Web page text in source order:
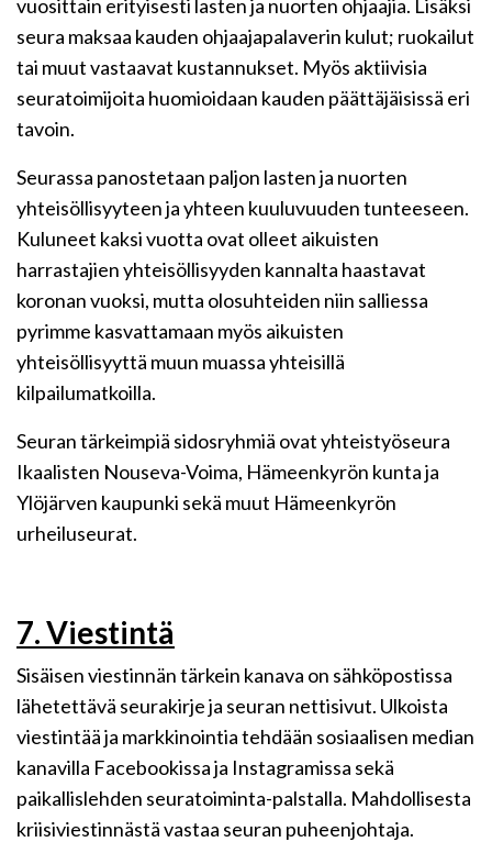
vuosittain erityisesti lasten ja nuorten ohjaajia. Lisäksi
seura maksaa kauden ohjaajapalaverin kulut; ruokailut
tai muut vastaavat kustannukset. Myös aktiivisia
seuratoimijoita huomioidaan kauden päättäjäisissä eri
tavoin.
Seurassa panostetaan paljon lasten ja nuorten
yhteisöllisyyteen ja yhteen kuuluvuuden tunteeseen.
Kuluneet kaksi vuotta ovat olleet aikuisten
harrastajien yhteisöllisyyden kannalta haastavat
koronan vuoksi, mutta olosuhteiden niin salliessa
pyrimme kasvattamaan myös aikuisten
yhteisöllisyyttä muun muassa yhteisillä
kilpailumatkoilla.
Seuran tärkeimpiä sidosryhmiä ovat yhteistyöseura
Ikaalisten Nouseva-Voima, Hämeenkyrön kunta ja
Ylöjärven kaupunki sekä muut Hämeenkyrön
urheiluseurat.
7. Viestintä
Sisäisen viestinnän tärkein kanava on sähköpostissa
lähetettävä seurakirje ja seuran nettisivut. Ulkoista
viestintää ja markkinointia tehdään sosiaalisen median
kanavilla Facebookissa ja Instagramissa sekä
paikallislehden seuratoiminta-palstalla. Mahdollisesta
kriisiviestinnästä vastaa seuran puheenjohtaja.